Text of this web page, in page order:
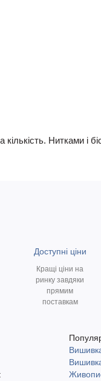
кількість. Нитками
Доступні ціни
Кращі ціни на
ринку завдяки
прямим
поставкам